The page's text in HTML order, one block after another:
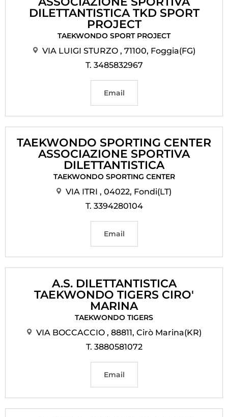
DILETTANTISTICA TKD SPORT
PROJECT
TAEKWONDO SPORT PROJECT
VIA LUIGI STURZO , 71100, Foggia(FG)
T. 3485832967
Email
TAEKWONDO SPORTING CENTER
ASSOCIAZIONE SPORTIVA
DILETTANTISTICA
TAEKWONDO SPORTING CENTER
VIA ITRI , 04022, Fondi(LT)
T. 3394280104
Email
A.S. DILETTANTISTICA
TAEKWONDO TIGERS CIRO'
MARINA
TAEKWONDO TIGERS
VIA BOCCACCIO , 88811, Cirò Marina(KR)
T. 3880581072
Email